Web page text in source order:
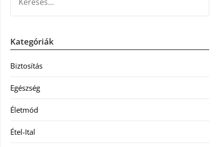
Kategóriák
Biztosítás
Egészség
Életmód
Étel-Ital